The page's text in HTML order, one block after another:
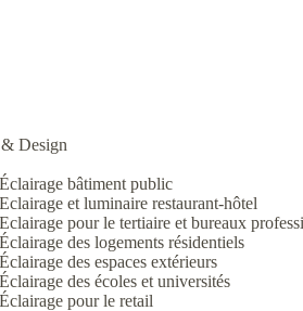
Design
Éclairage bâtiment public
Eclairage et luminaire restaurant-hôtel
Eclairage pour le tertiaire et bureaux
Éclairage des logements résidentiels
Éclairage des espaces extérieurs
Éclairage des écoles et universités
Éclairage pour le retail